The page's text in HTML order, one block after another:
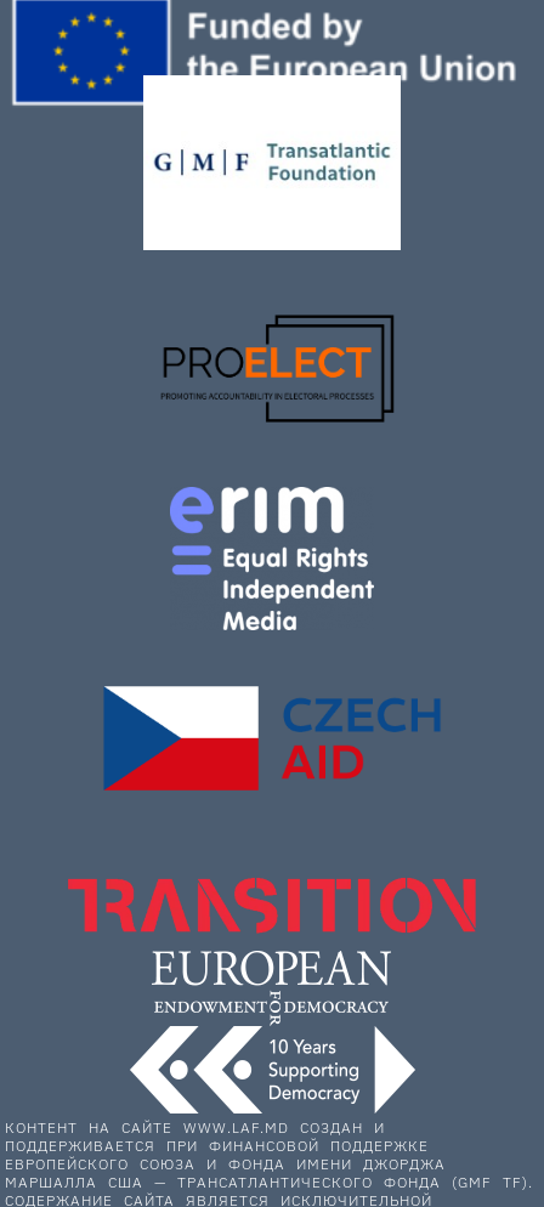
КОНТЕНТ НА САЙТЕ WWW.LAF.MD СОЗДАН И
ПОДДЕРЖИВАЕТСЯ ПРИ ФИНАНСОВОЙ ПОДДЕРЖКЕ
ЕВРОПЕЙСКОГО СОЮЗА И ФОНДА ИМЕНИ ДЖОРДЖА
МАРШАЛЛА США — ТРАНСАТЛАНТИЧЕСКОГО ФОНДА (GMF TF).
СОДЕРЖАНИЕ САЙТА ЯВЛЯЕТСЯ ИСКЛЮЧИТЕЛЬНОЙ